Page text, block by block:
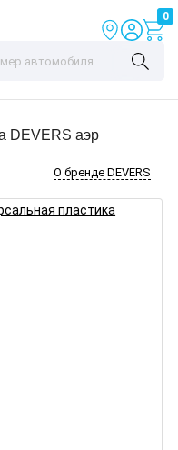
0
DEVERS аэр
О бренде DEVERS